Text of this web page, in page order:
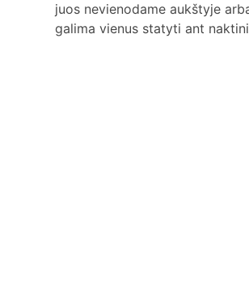
juos nevienodame aukštyje
galima vienus statyti ant